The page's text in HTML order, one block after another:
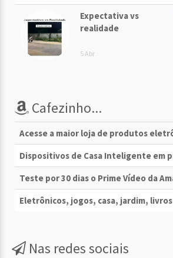
Expectativa vs
realidade
5 Abr
Cafezinho...
Acesse a maior loja de produtos
Dispositivos de Casa Inteligente em
Teste por 30 dias o Prime Vídeo da
Eletrônicos, jogos, casa, jardim, livros
Nas redes sociais